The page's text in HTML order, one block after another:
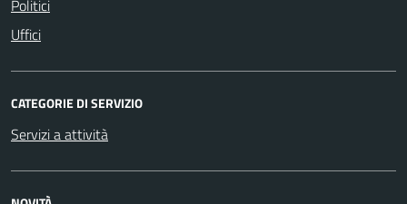
Politici
Uffici
CATEGORIE DI SERVIZIO
Servizi a attività